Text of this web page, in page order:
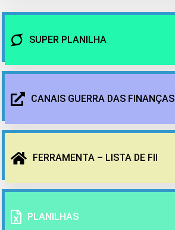
SUPER PLANILHA
CANAIS GUERRA DAS FINANÇAS
FERRAMENTA – LISTA DE FII
PLANILHAS